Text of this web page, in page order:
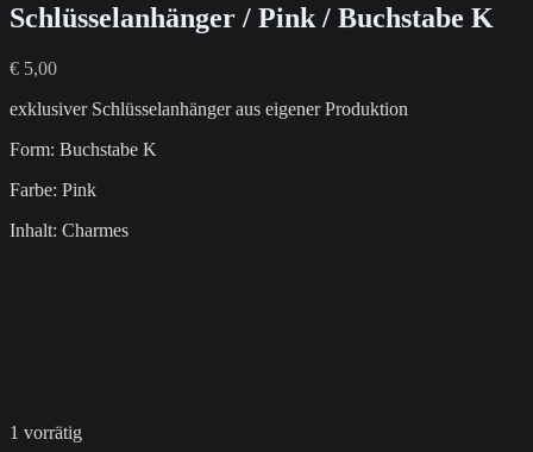
Schlüsselanhänger / Pink / Buchstabe K
€ 5,00
exklusiver Schlüsselanhänger aus eigener Produktion
Form: Buchstabe K
Farbe: Pink
Inhalt: Charmes
1 vorrätig